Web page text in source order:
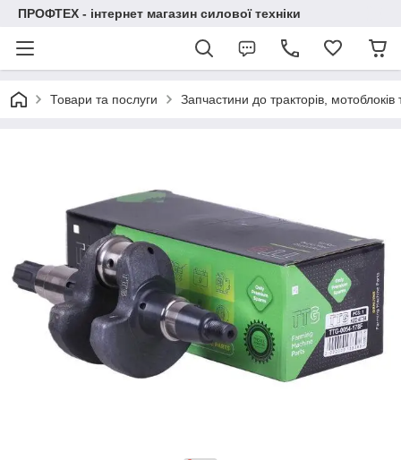
ПРОФТЕХ - інтернет магазин силової техніки
Товари та послуги Запчастини до тракторів,